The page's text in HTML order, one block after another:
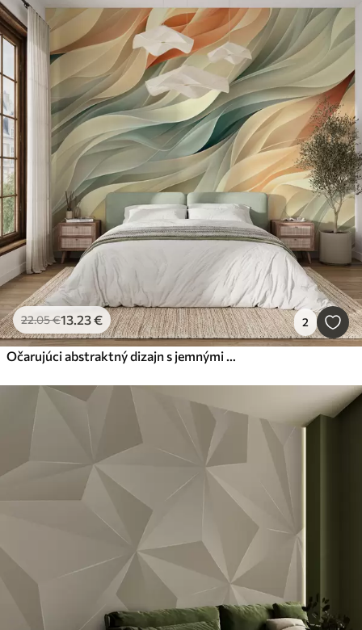
22.05€13.23€ 2
Očarujúci abstraktný dizajn s jemnými pastelovými vlnami v teplých farbách